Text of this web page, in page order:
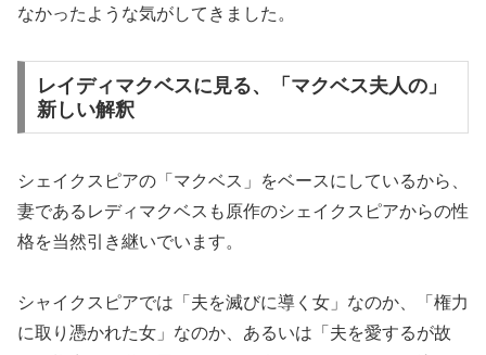
なかったような気がしてきました。
レイディマクベスに見る、「マクベス夫人の」
新しい解釈
シェイクスピアの「マクベス」をベースにしているから、
妻であるレディマクベスも原作のシェイクスピアからの性
格を当然引き継いでいます。
シャイクスピアでは「夫を滅びに導く女」なのか、「権力
に取り憑かれた女」なのか、あるいは「夫を愛するが故